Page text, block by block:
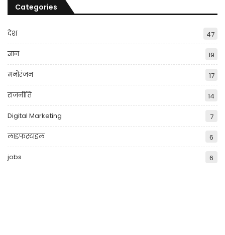
Categories
देश 47
ज्ञान 19
मनोरंजन 17
राजनीति 14
Digital Marketing 7
लाइफस्टाइल 6
jobs 6